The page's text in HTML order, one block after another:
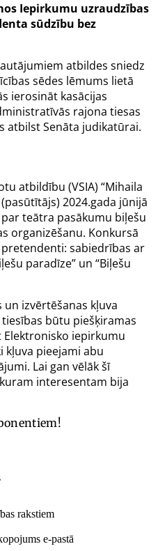
Iepirkumu uzraudzības
sūdzību bez
atbildes sniedz
sēdes lēmums lietā
ierosināt kasācijas
rajona tiesas
atbilst Senāta judikatūrai.
atbildību (VSIA) “Mihaila
2024.gada jūnijā
teātra pasākumu biļešu
organizēšanu. Konkursā
sabiedrības ar
paradīze” un “Biļešu
izvērtēšanas kļuva
būtu piešķiramas
Elektronisko iepirkumu
kļuva pieejami abu
Lai gan vēlāk šī
interesentam bija
rakstiem
e-pastā